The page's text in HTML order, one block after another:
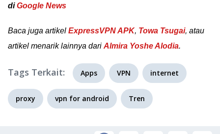
diGoogle News
Baca juga artikel ExpressVPN APK, Towa Tsugai, atau
artikel menarik lainnya dari Almira Yoshe Alodia.
Tags Terkait: Apps VPN internet
proxy vpn for android Tren